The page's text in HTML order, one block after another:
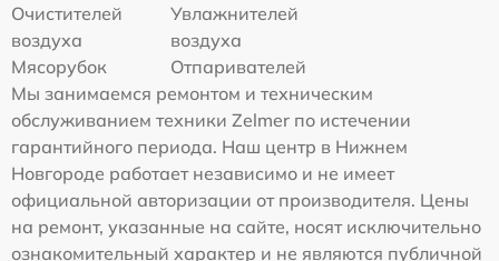
Очистителей
воздуха
Увлажнителей
воздуха
Мясорубок
Отпаривателей
Мы занимаемся ремонтом и техническим
обслуживанием техники Zelmer по истечении
гарантийного периода. Наш центр в Нижнем
Новгороде работает независимо и не имеет
официальной авторизации от производителя. Цены
на ремонт, указанные на сайте, носят исключительно
ознакомительный характер и не являются публичной